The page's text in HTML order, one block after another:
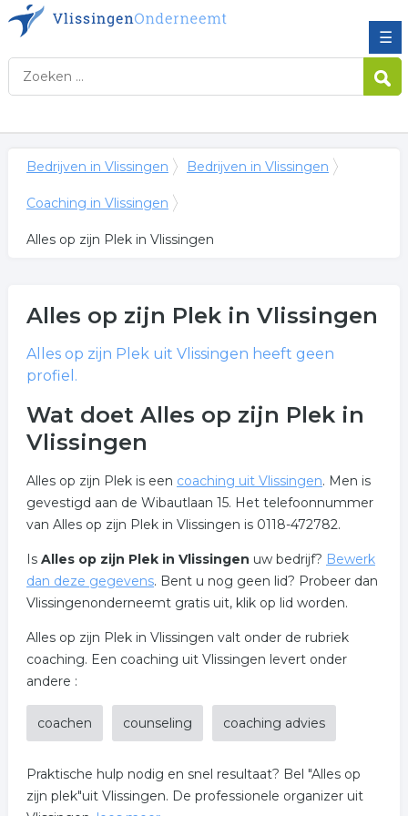
☰
Bedrijven in Vlissingen Bedrijven in Vlissingen
Coaching in Vlissingen
Alles op zijn Plek in Vlissingen
Alles op zijn Plekin Vlissingen
Alles op zijn Plekuit Vlissingen heeft geen
profiel.
Wat doet Alles op zijn Plek in
Vlissingen
Alles op zijn Plek is een coaching uit Vlissingen. Men is
gevestigd aan de Wibautlaan 15. Het telefoonnummer
van Alles op zijn Plek in Vlissingen is 0118-472782.
Is Alles op zijn Plek in Vlissingen uw bedrijf? Bewerk
dan deze gegevens. Bent u nog geen lid? Probeer dan
Vlissingenonderneemt gratis uit, klik op lid worden.
Alles op zijn Plek in Vlissingen valt onder de rubriek
coaching. Een coaching uit Vlissingen levert onder
andere :
coachen counseling coaching advies
Praktische hulp nodig en snel resultaat? Bel "Alles op
zijn plek"uit Vlissingen. De professionele organizer uit